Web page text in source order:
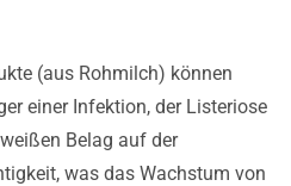
(aus Rohmilch) können
einer Infektion, der Listeriose
Belag auf der
was das Wachstum von